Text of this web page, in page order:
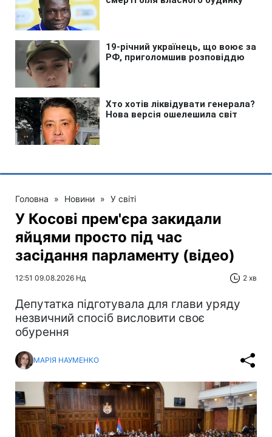
Головна » Новини » У світі
У Косові прем'єра закидали
яйцями просто під час
засідання парламенту (відео)
12:51 09.08.2026 Нд 2 хв
Депутатка підготувала для глави уряду
незвичний спосіб висловити своє
обурення
МАРІЯ НАУМЕНКО